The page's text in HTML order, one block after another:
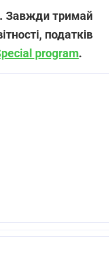
. Завжди тримай
податків
program.